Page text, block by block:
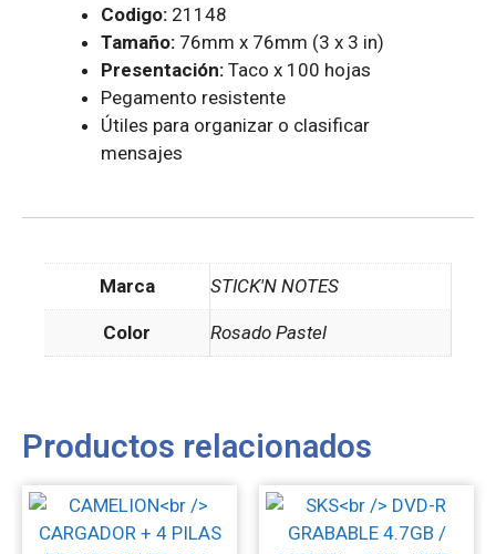
Codigo: 21148
Tamaño: 76mm x 76mm (3 x 3 in)
Presentación: Taco x 100 hojas
Pegamento resistente
Útiles para organizar o clasificar
mensajes
Marca STICK'N NOTES
Color Rosado Pastel
Productos relacionados